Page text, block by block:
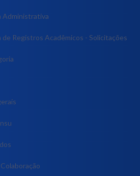
Administrativa
de Registros Acadêmicos - Solicitações